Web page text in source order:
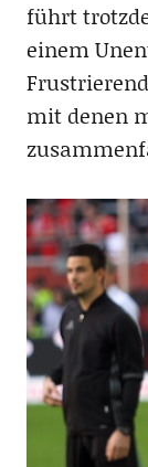
führt
einem
mit denen